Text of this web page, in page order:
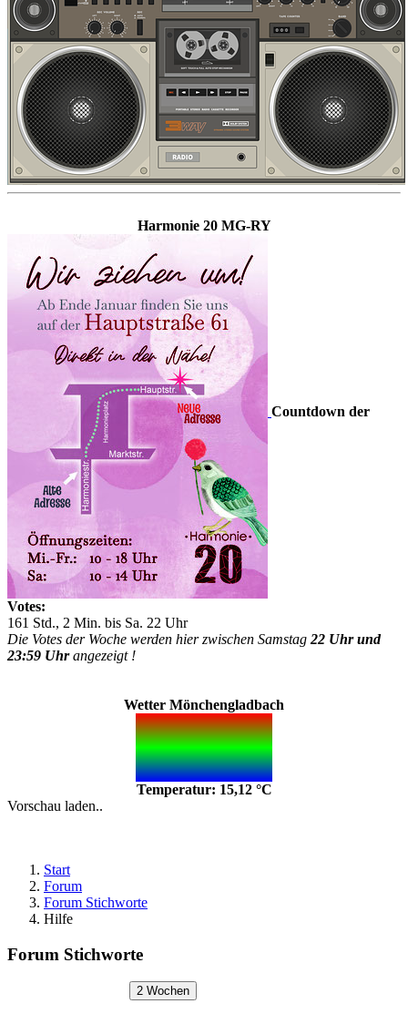
Harmonie 20 MG-RY
Countdown der
Votes:
161 Std., 2 Min. bis Sa. 22 Uhr
Die Votes der Woche werden hier zwischen Samstag 22 Uhr und
23:59 Uhrangezeigt !
Wetter Mönchengladbach
Temperatur: 15,12 °C
Vorschau laden..
Start
Forum
Forum Stichworte
Hilfe
Forum Stichworte
2 Wochen